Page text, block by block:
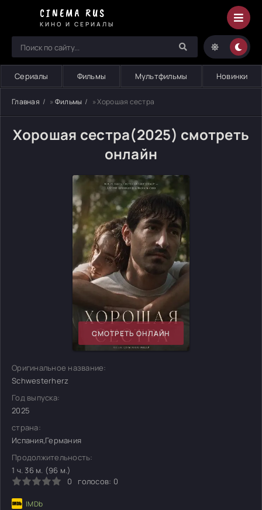
CINEMA RUS
КИНО И СЕРИАЛЫ
Сериалы Фильмы Мультфильмы Новинки
Главная » Фильмы » Хорошая сестра
Хорошая сестра(2025) смотреть
онлайн
СМОТРЕТЬ ОНЛАЙН
Оригинальное название:
Schwesterherz
Год выпуска:
2025
страна:
Испания,Германия
Продолжительность:
1 ч. 36 м. (96 м.)
0
голосов: 0